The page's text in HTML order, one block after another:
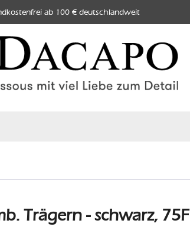
ab 100 € deutschlandweit
Trägern - schwarz, 75F